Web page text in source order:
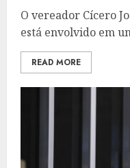
O vereador Cícero
está envolvido em
READ MORE